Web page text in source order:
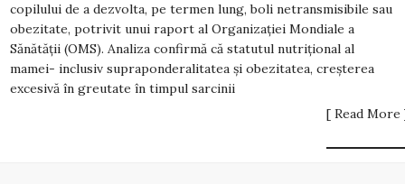
copilului de a dezvolta, pe termen lung, boli netransmisibile sau
obezitate, potrivit unui raport al Organizației Mondiale a
Sănătății (OMS). Analiza confirmă că statutul nutrițional al
mamei- inclusiv supraponderalitatea și obezitatea, creșterea
excesivă în greutate în timpul sarcinii
[ Read More